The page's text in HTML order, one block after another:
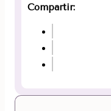
Compartir: